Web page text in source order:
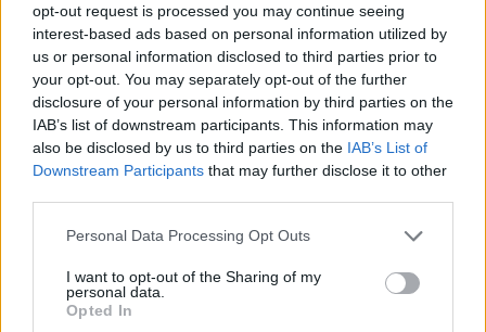
opt-out request is processed you may continue seeing
interest-based ads based on personal information utilized by
us or personal information disclosed to third parties prior to
your opt-out. You may separately opt-out of the further
disclosure of your personal information by third parties on the
IAB’s list of downstream participants. This information may
also be disclosed by us to third parties on the IAB’s List of
Downstream Participants that may further disclose it to other
Please note that this website/app uses one or more Google
not limited to your visit or usage behaviour. You may click to
grant or deny consent to Google and its third-party tags to
use your data for below specified purposes in below Google
Personal Data Processing Opt Outs
I want to opt-out of the Sharing of my
personal data.
Opted In